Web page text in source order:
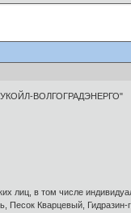
ВОЛГОГРАДЭНЕРГО"
лиц, в том числе
Кварцевый, Гидразин-